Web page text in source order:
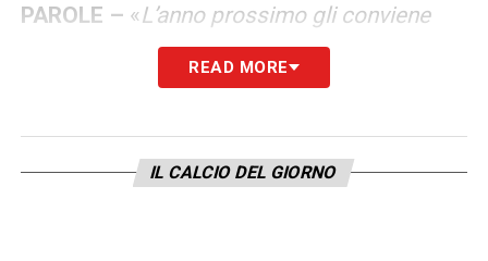
PAROLE – «L’anno prossimo gli conviene
abolire due partite l’anno. Scudetto del
2006? Quello mi fa godere, quanto mi fa
unici di quelli in testa a non aver imbrogliato.
READ MORE
IL CALCIO DEL GIORNO